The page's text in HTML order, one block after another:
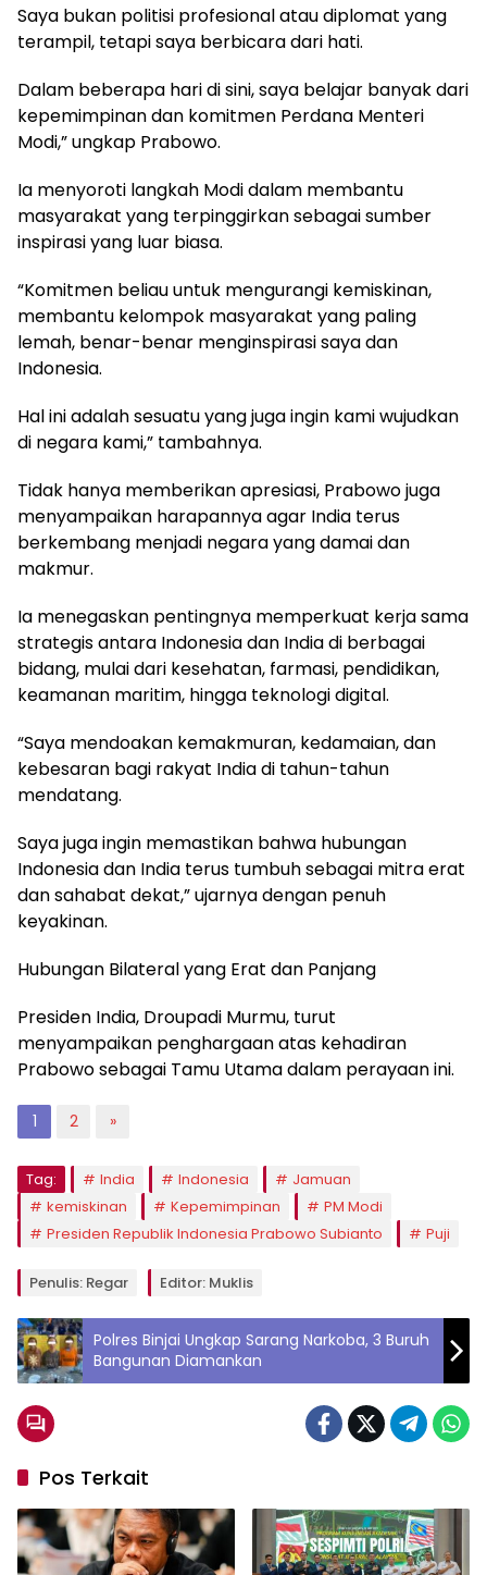
Saya bukan politisi profesional atau diplomat yang
terampil, tetapi saya berbicara dari hati.
Dalam beberapa hari di sini, saya belajar banyak dari
kepemimpinan dan komitmen Perdana Menteri
Modi,” ungkap Prabowo.
Ia menyoroti langkah Modi dalam membantu
masyarakat yang terpinggirkan sebagai sumber
inspirasi yang luar biasa.
“Komitmen beliau untuk mengurangi kemiskinan,
membantu kelompok masyarakat yang paling
lemah, benar-benar menginspirasi saya dan
Indonesia.
Hal ini adalah sesuatu yang juga ingin kami wujudkan
di negara kami,” tambahnya.
Tidak hanya memberikan apresiasi, Prabowo juga
menyampaikan harapannya agar India terus
berkembang menjadi negara yang damai dan
makmur.
Ia menegaskan pentingnya memperkuat kerja sama
strategis antara Indonesia dan India di berbagai
bidang, mulai dari kesehatan, farmasi, pendidikan,
keamanan maritim, hingga teknologi digital.
“Saya mendoakan kemakmuran, kedamaian, dan
kebesaran bagi rakyat India di tahun-tahun
mendatang.
Saya juga ingin memastikan bahwa hubungan
Indonesia dan India terus tumbuh sebagai mitra erat
dan sahabat dekat,” ujarnya dengan penuh
keyakinan.
Hubungan Bilateral yang Erat dan Panjang
Presiden India, Droupadi Murmu, turut
menyampaikan penghargaan atas kehadiran
Prabowo sebagai Tamu Utama dalam perayaan ini.
1 2 »
Tag: India Indonesia
Jamuan
kemiskinan
Kepemimpinan
PM Modi
Presiden Republik Indonesia Prabowo Subianto
Puji
Penulis: Regar Editor: Muklis
Polres Binjai Ungkap Sarang Narkoba, 3 Buruh
Bangunan Diamankan
Pos Terkait